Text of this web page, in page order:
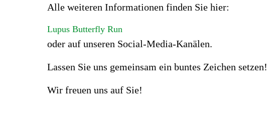
Alle weiteren Informationen finden Sie hier:
Lupus Butterfly Run
oder auf unseren Social-Media-Kanälen.
Lassen Sie uns gemeinsam ein buntes Zeichen setzen!
Wir freuen uns auf Sie!